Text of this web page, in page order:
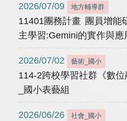
2026/07/09 地方輔導群
11401團務計畫 團員增能
主學習:Gemini的實作與應
2026/07/02 藝術_國小
114-2跨校學習社群《數位
_國小表藝組
2026/06/26 社會_國小